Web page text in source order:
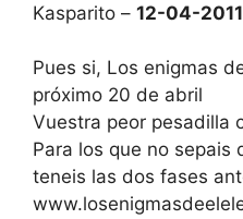
Kasparito – 12-04-2011
Pues si, Los enigmas
próximo 20 de abril
Vuestra peor pesadilla
Para los que no sepais
teneis las dos fases